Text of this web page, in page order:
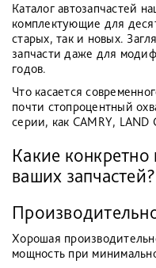
Каталог автозапчастей
комплектующие для
старых, так и новых.
запчасти даже для
годов.
Что касается
почти стопроцентный
серии, как CAMRY, LAND
Какие
ваших запчастей?
Хорошая
мощность при